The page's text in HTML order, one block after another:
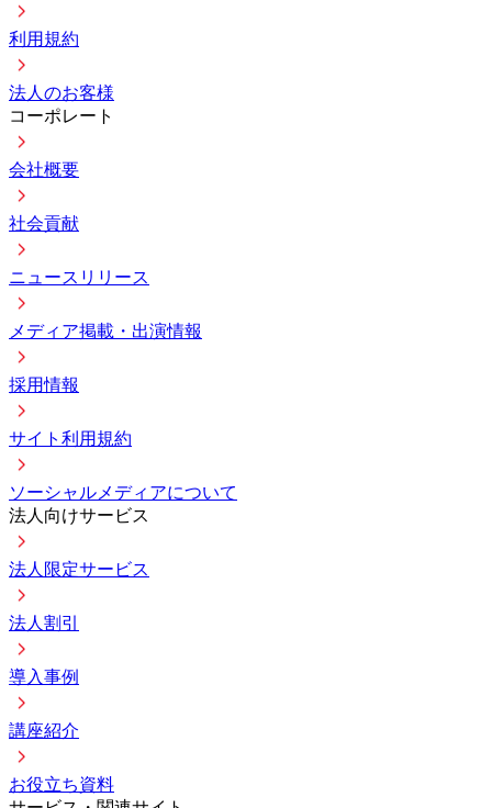
利用規約
法人のお客様
コーポレート
会社概要
社会貢献
ニュースリリース
メディア掲載・出演情報
採用情報
サイト利用規約
ソーシャルメディアについて
法人向けサービス
法人限定サービス
法人割引
導入事例
講座紹介
お役立ち資料